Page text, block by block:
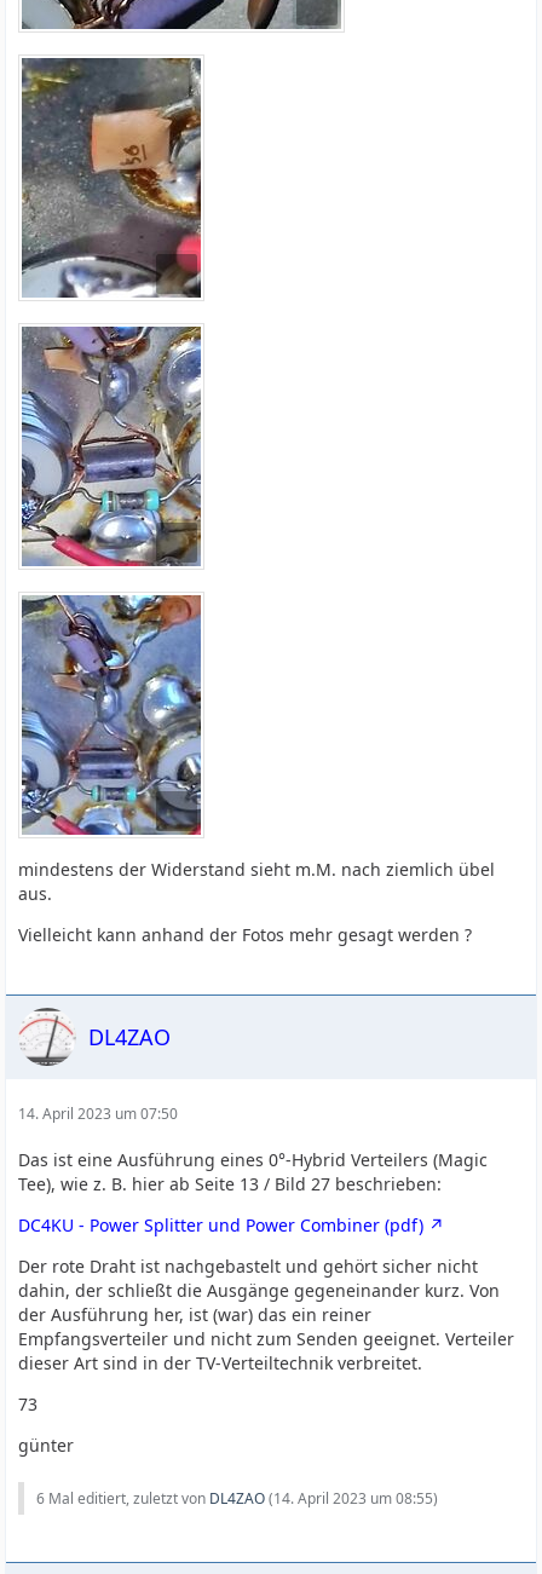
mindestens der Widerstand sieht m.M. nach ziemlich übel
aus.
Vielleicht kann anhand der Fotos mehr gesagt werden ?
DL4ZAO
14. April 2023 um 07:50
Das ist eine Ausführung eines 0°-Hybrid Verteilers (Magic
Tee), wie z. B. hier ab Seite 13 / Bild 27 beschrieben:
DC4KU - Power Splitter und Power Combiner (pdf)
Der rote Draht ist nachgebastelt und gehört sicher nicht
dahin, der schließt die Ausgänge gegeneinander kurz. Von
der Ausführung her, ist (war) das ein reiner
Empfangsverteiler und nicht zum Senden geeignet. Verteiler
dieser Art sind in der TV-Verteiltechnik verbreitet.
73
günter
6 Mal editiert, zuletzt von DL4ZAO(14. April 2023 um 08:55)